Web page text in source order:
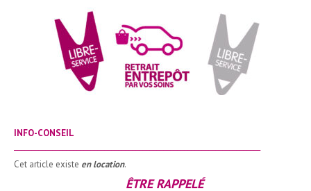
INFO-CONSEIL
Cet article existe en location.
ÊTRE RAPPELÉ